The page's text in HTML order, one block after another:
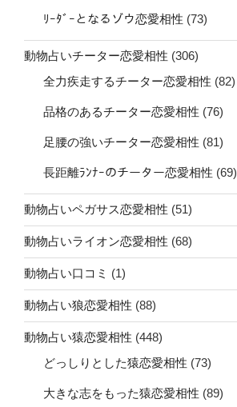
ﾘｰﾀﾞｰとなるゾウ恋愛相性 (73)
動物占いチーター恋愛相性 (306)
全力疾走するチーター恋愛相性 (82)
品格のあるチーター恋愛相性 (76)
足腰の強いチーター恋愛相性 (81)
長距離ﾗﾝﾅｰのチーター恋愛相性 (69)
動物占いペガサス恋愛相性 (51)
動物占いライオン恋愛相性 (68)
動物占い口コミ (1)
動物占い狼恋愛相性 (88)
動物占い猿恋愛相性 (448)
どっしりとした猿恋愛相性 (73)
大きな志をもった猿恋愛相性 (89)